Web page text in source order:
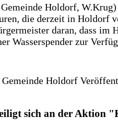
Holdorf,
die derzeit in Holdorf
daran, dass im
Wasserspender zur
Holdorf
sich an der Aktion